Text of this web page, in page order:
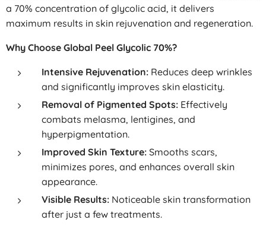
a 70% concentration of glycolic acid, it delivers
maximum results in skin rejuvenation and regeneration.
Why Choose Global Peel Glycolic 70%?
Intensive Rejuvenation: Reduces deep wrinkles
and significantly improves skin elasticity.
Removal of Pigmented Spots: Effectively
combats melasma, lentigines, and
hyperpigmentation.
Improved Skin Texture: Smooths scars,
minimizes pores, and enhances overall skin
appearance.
Visible Results: Noticeable skin transformation
after just a few treatments.